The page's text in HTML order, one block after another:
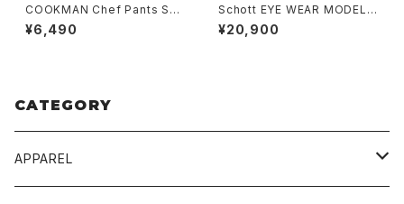
COOKMAN Chef Pants Sho
rt Old Tattoo Gray
¥6,490
Schott EYE WEAR MODEL L
IAM
¥20,900
CATEGORY
APPAREL